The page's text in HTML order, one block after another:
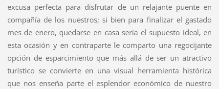
excusa perfecta para disfrutar de un relajante puente en
compañía de los nuestros; si bien para finalizar el gastado
mes de enero, quedarse en casa sería el supuesto ideal, en
esta ocasión y en contraparte le comparto una regocijante
opción de esparcimiento que más allá de ser un atractivo
turístico se convierte en una visual herramienta histórica
que nos enseña parte el esplendor económico de nuestro